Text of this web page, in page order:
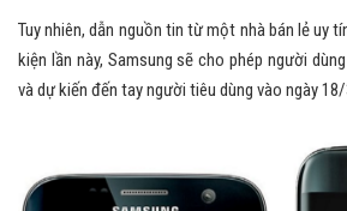
Tuy nhiên, dẫn nguồn tin từ một nhà bán lẻ uy
kiện lần này, Samsung sẽ cho phép người
và dự kiến đến tay người tiêu dùng vào ngày